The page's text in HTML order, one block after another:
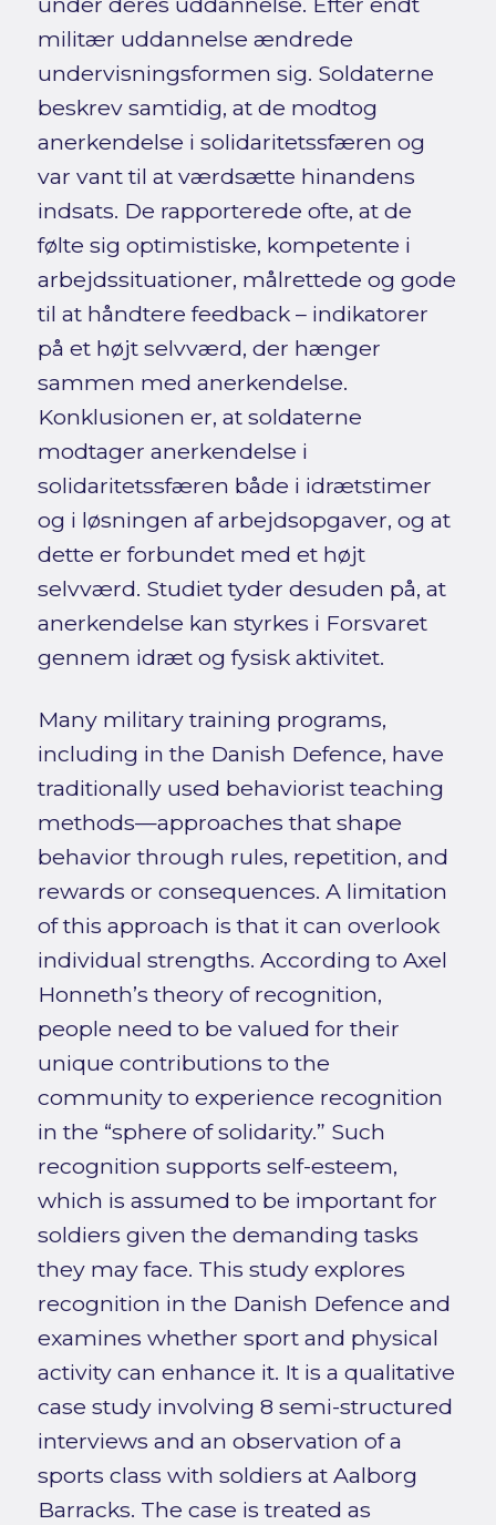
militær uddannelse ændrede
undervisningsformen sig. Soldaterne
beskrev samtidig, at de modtog
anerkendelse i solidaritetssfæren og
var vant til at værdsætte hinandens
indsats. De rapporterede ofte, at de
følte sig optimistiske, kompetente i
arbejdssituationer, målrettede og gode
til at håndtere feedback – indikatorer
på et højt selvværd, der hænger
sammen med anerkendelse.
Konklusionen er, at soldaterne
modtager anerkendelse i
solidaritetssfæren både i idrætstimer
og i løsningen af arbejdsopgaver, og at
dette er forbundet med et højt
selvværd. Studiet tyder desuden på, at
anerkendelse kan styrkes i Forsvaret
gennem idræt og fysisk aktivitet.
Many military training programs,
including in the Danish Defence, have
traditionally used behaviorist teaching
methods—approaches that shape
behavior through rules, repetition, and
rewards or consequences. A limitation
of this approach is that it can overlook
individual strengths. According to Axel
Honneth’s theory of recognition,
people need to be valued for their
unique contributions to the
community to experience recognition
in the “sphere of solidarity.” Such
recognition supports self-esteem,
which is assumed to be important for
soldiers given the demanding tasks
they may face. This study explores
recognition in the Danish Defence and
examines whether sport and physical
activity can enhance it. It is a qualitative
case study involving 8 semi-structured
interviews and an observation of a
sports class with soldiers at Aalborg
Barracks. The case is treated as